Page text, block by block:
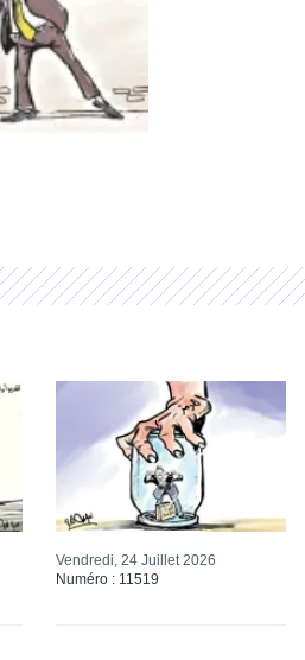
Vendredi, 24 Juillet 2026
Numéro : 11519